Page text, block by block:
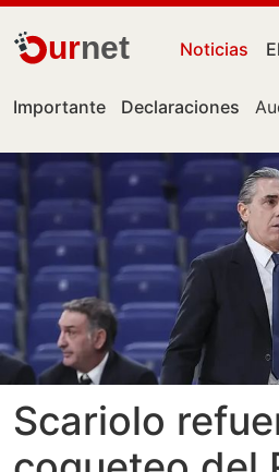
urnet Noticias
Importante Declaraciones
Scariolo